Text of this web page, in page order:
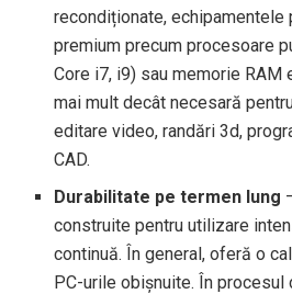
recondiționate,
premium precum procesoare
Core i7, i9) sau memorie
mai mult decât necesară
editare video, randări 3d,
CAD.
Durabilitate pe termen lung
construite pentru utilizare
continuă. În general, oferă o
PC-urile obișnuite. În procesul